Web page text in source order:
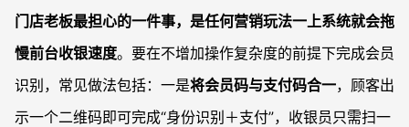
门店老板最担心的一件事，是任何营销玩法一上系统就会拖
慢前台收银速度。要在不增加操作复杂度的前提下完成会员
识别，常见做法包括：一是将会员码与支付码合一，顾客出
示一个二维码即可完成“身份识别＋支付”，收银员只需扫一